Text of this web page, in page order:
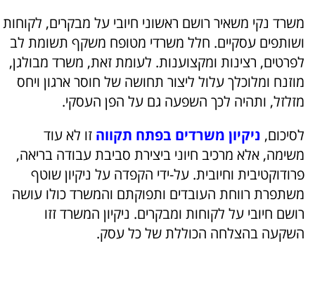
משרד נקי משאיר רושם ראשוני חיובי על מבקרים, לקוחות
ושותפים עסקיים. חלל משרדי מטופח משקף תשומת לב
לפרטים, רצינות ומקצוענות. לעומת זאת, משרד מבולגן,
מוזנח ומלוכלך עלול ליצור תחושה של חוסר ארגון ויחס
מזלזל, ותהיה לכך השפעה גם על הפן העסקי.
לסיכום, ניקיון משרדים בפתח תקווה זו לא עוד
משימה, אלא מרכיב חיוני ביצירת סביבת עבודה בריאה,
פרודוקטיבית וחיובית. על-ידי הקפדה על ניקיון שוטף
משתפרת רווחת העובדים ותפוקתם והמשרד כולו עושה
רושם חיובי על לקוחות ומבקרים. ניקיון המשרד זזו
השקעה בהצלחה הכוללת של כל עסק.